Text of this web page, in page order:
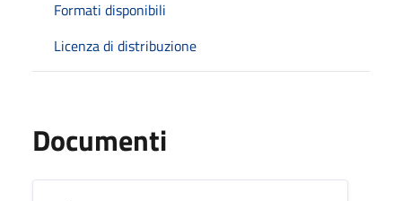
Formati disponibili
Licenza di distribuzione
Documenti